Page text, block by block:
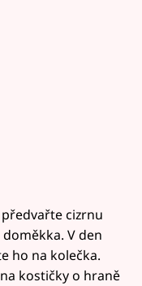
cizrnu
V den
ho na kolečka.
kostičky o hraně